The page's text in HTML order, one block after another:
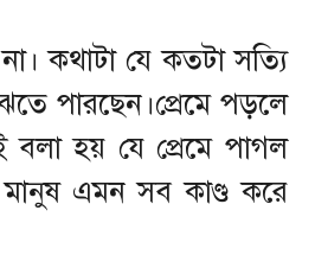
কথাটা যে কতটা সত্যি
পারছেন।প্রেমে পড়লে
বলা হয় যে প্রেমে পাগল
এমন সব কাণ্ড করে